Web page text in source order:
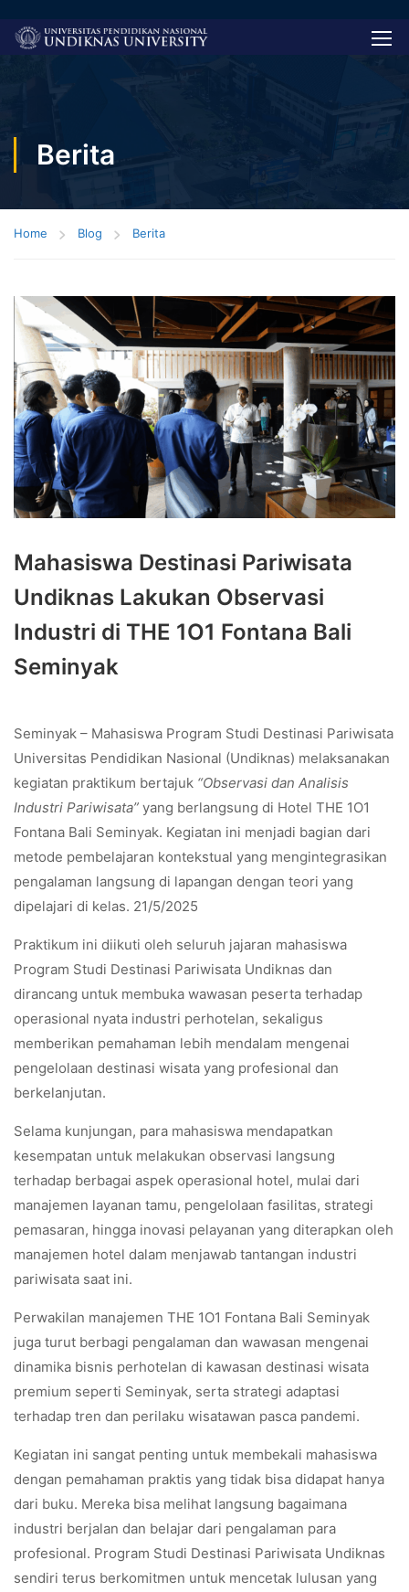
Berita
Home Blog Berita
Mahasiswa Destinasi Pariwisata
Undiknas Lakukan Observasi
Industri di THE 1O1 Fontana Bali
Seminyak
Seminyak – Mahasiswa Program Studi Destinasi Pariwisata
Universitas Pendidikan Nasional (Undiknas) melaksanakan
kegiatan praktikum bertajuk “Observasi dan Analisis
Industri Pariwisata” yang berlangsung di Hotel THE 1O1
Fontana Bali Seminyak. Kegiatan ini menjadi bagian dari
metode pembelajaran kontekstual yang mengintegrasikan
pengalaman langsung di lapangan dengan teori yang
dipelajari di kelas. 21/5/2025
Praktikum ini diikuti oleh seluruh jajaran mahasiswa
Program Studi Destinasi Pariwisata Undiknas dan
dirancang untuk membuka wawasan peserta terhadap
operasional nyata industri perhotelan, sekaligus
memberikan pemahaman lebih mendalam mengenai
pengelolaan destinasi wisata yang profesional dan
berkelanjutan.
Selama kunjungan, para mahasiswa mendapatkan
kesempatan untuk melakukan observasi langsung
terhadap berbagai aspek operasional hotel, mulai dari
manajemen layanan tamu, pengelolaan fasilitas, strategi
pemasaran, hingga inovasi pelayanan yang diterapkan oleh
manajemen hotel dalam menjawab tantangan industri
pariwisata saat ini.
Perwakilan manajemen THE 1O1 Fontana Bali Seminyak
juga turut berbagi pengalaman dan wawasan mengenai
dinamika bisnis perhotelan di kawasan destinasi wisata
premium seperti Seminyak, serta strategi adaptasi
terhadap tren dan perilaku wisatawan pasca pandemi.
Kegiatan ini sangat penting untuk membekali mahasiswa
dengan pemahaman praktis yang tidak bisa didapat hanya
dari buku. Mereka bisa melihat langsung bagaimana
industri berjalan dan belajar dari pengalaman para
profesional. Program Studi Destinasi Pariwisata Undiknas
sendiri terus berkomitmen untuk mencetak lulusan yang